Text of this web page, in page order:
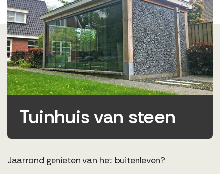
Tuinhuis van steen
Jaarrond genieten van het buitenleven?